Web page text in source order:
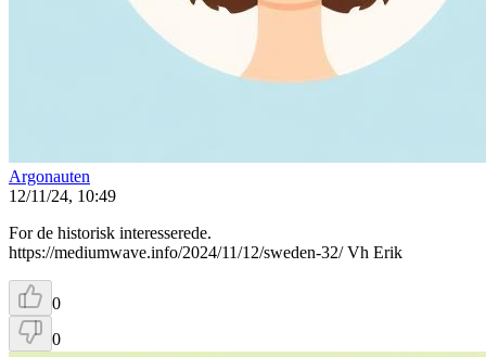
Argonauten
12/11/24, 10:49
For de historisk interesserede.
https://mediumwave.info/2024/11/12/sweden-32/ Vh Erik
0
0